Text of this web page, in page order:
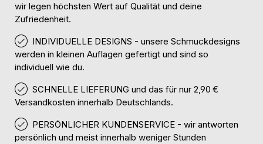
wir legen höchsten Wert auf Qualität und deine
Zufriedenheit.
INDIVIDUELLE DESIGNS - unsere Schmuckdesigns
werden in kleinen Auflagen gefertigt und sind so
individuell wie du.
SCHNELLE LIEFERUNG und das für nur 2,90 €
Versandkosten innerhalb Deutschlands.
PERSÖNLICHER KUNDENSERVICE - wir antworten
persönlich und meist innerhalb weniger Stunden